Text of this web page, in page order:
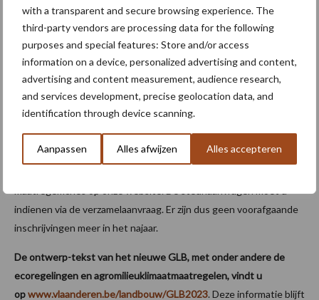
with a transparent and secure browsing experience. The
third-party vendors are processing data for the following
purposes and special features: Store and/or access
information on a device, personalized advertising and content,
advertising and content measurement, audience research,
and services development, precise geolocation data, and
identification through device scanning.
Aanpassen Alles afwijzen Alles accepteren
worden, komen in aanmerking voor de ecoregeling in 2023.
Start maatregelen
Alle verbintenissen – zowel de eenjarige ecoregelingen als de
meerjarige agromilieuklimaatmaatregelen – starten op 1 januari
2023. De voorwaarden moeten vanaf dan worden nageleefd. U
gaat best de gebruiksperiode en minimumoppervlakten van het
perceel na. Deze worden voor elke maatregel afzonderlijk
indienen via de verzamelaanvraag. Er zijn dus geen voorafgaande
inschrijvingen meer in het najaar.
De ontwerp-tekst van het nieuwe GLB, met onder andere de
ecoregelingen en agromilieuklimaatmaatregelen, vindt u
opwww.vlaanderen.be/landbouw/GLB2023. Deze informatie blijft